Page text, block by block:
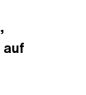
auf